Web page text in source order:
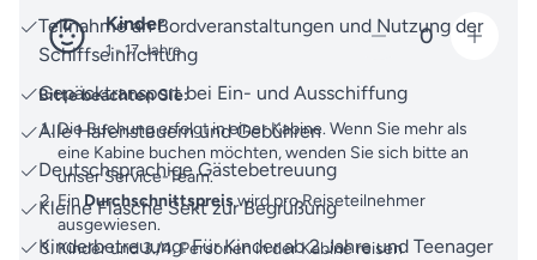
Teilnahme an Bordveranstaltungen und Nutzung der
Schiffseinrichtung
Gepäcktransport bei Ein- und Ausschiffung
Alle Hafensteuern und Gebühren
Deutschsprachige Gästebetreuung
Kleine Flasche Sekt zur Begrüßung
Kinderbetreuung: Für Kinder ab 2 Jahre und Teenager
Kinder
1 - 17 Jahre
0
Bitte beachten Sie:
Die Buchung erfolgt in einer Kabine. Wenn Sie mehr als
eine Kabine buchen möchten, wenden Sie sich bitte an
unser Service-Team.
Ein Durchschnittspreiswird pro Reiseteilnehmer
ausgewiesen.
Kinder und 3./4. Personen in der Kabine reisen